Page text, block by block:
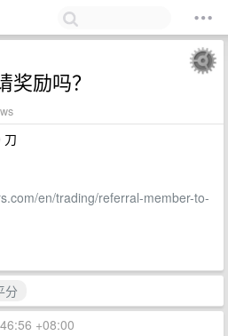
奖励吗？
刀
en/trading/referral-member-to-
分
+08:00